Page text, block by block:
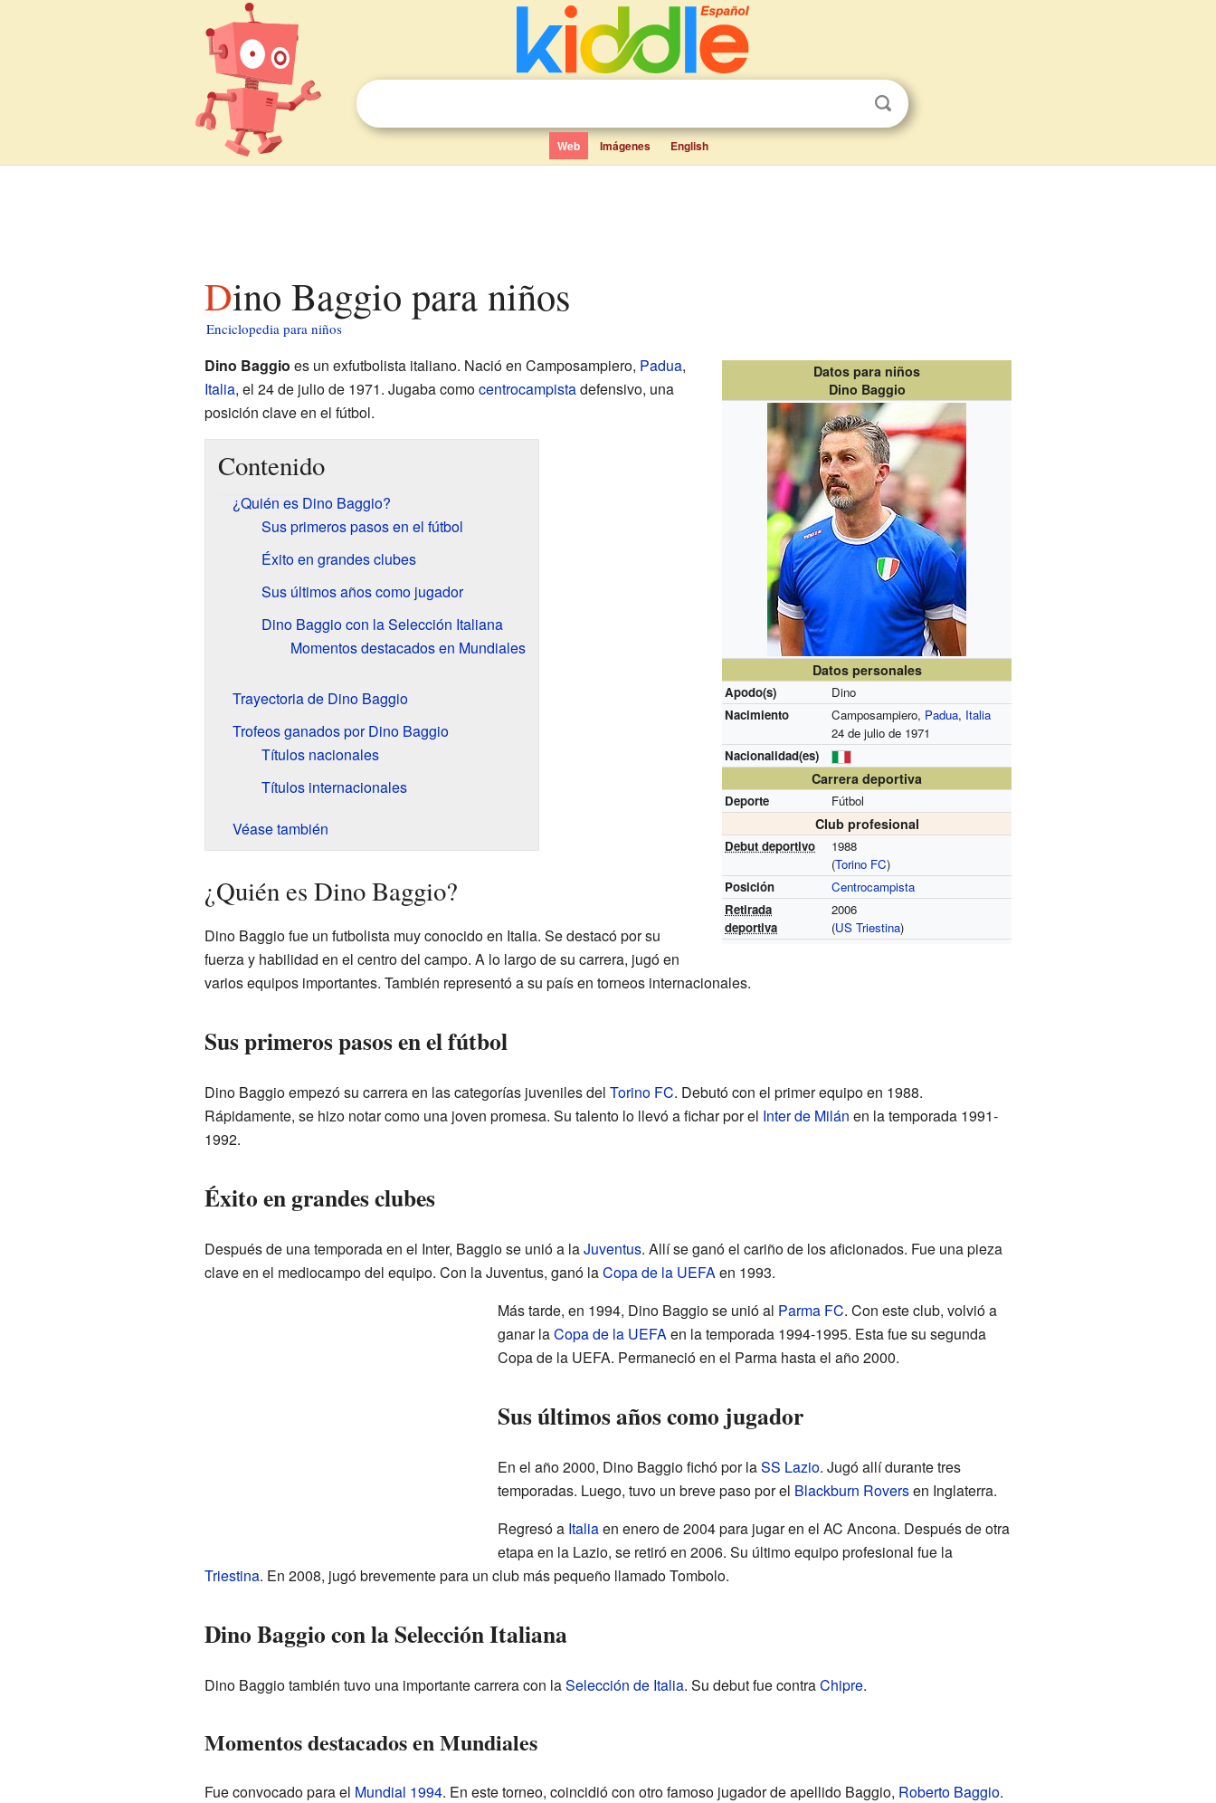
Web Imágenes English
Dino Baggio para niños
Enciclopedia para niños
Datos para niños
Dino Baggio
Datos personales
Apodo(s)
Dino
Nacimiento
Camposampiero, Padua, Italia
24 de julio de 1971
Nacionalidad(es)
Carrera deportiva
Deporte Fútbol
Club profesional
Debut deportivo
1988
(Torino FC)
Posición
Centrocampista
Retirada
deportiva
2006
(US Triestina)
Dino Baggio es un exfutbolista italiano. Nació en Camposampiero, Padua,
Italia, el 24 de julio de 1971. Jugaba comocentrocampistadefensivo, una
posición clave en el fútbol.
Contenido
¿Quién es Dino Baggio?
Sus primeros pasos en el fútbol
Éxito en grandes clubes
Sus últimos años como jugador
Dino Baggio con la Selección Italiana
Momentos destacados en Mundiales
Trayectoria de Dino Baggio
Trofeos ganados por Dino Baggio
Títulos nacionales
Títulos internacionales
Véase también
¿Quién es Dino Baggio?
Dino Baggio fue un futbolista muy conocido en Italia. Se destacó por su
fuerza y habilidad en el centro del campo. A lo largo de su carrera, jugó en
varios equipos importantes. También representó a su país en torneos internacionales.
Sus primeros pasos en el fútbol
Dino Baggio empezó su carrera en las categorías juveniles del Torino FC. Debutó con el primer equipo en 1988.
Rápidamente, se hizo notar como una joven promesa. Su talento lo llevó a fichar por el Inter de Milán en la temporada 1991-
1992.
Éxito en grandes clubes
Después de una temporada en el Inter, Baggio se unió a laJuventus. Allí se ganó el cariño de los aficionados. Fue una pieza
clave en el mediocampo del equipo. Con la Juventus, ganó laCopa de la UEFAen 1993.
Más tarde, en 1994, Dino Baggio se unió al Parma FC. Con este club, volvió a
ganar laCopa de la UEFAen la temporada 1994-1995. Esta fue su segunda
Copa de la UEFA. Permaneció en el Parma hasta el año 2000.
Sus últimos años como jugador
En el año 2000, Dino Baggio fichó por laSS Lazio. Jugó allí durante tres
temporadas. Luego, tuvo un breve paso por el Blackburn Roversen Inglaterra.
Regresó a Italiaen enero de 2004 para jugar en el AC Ancona. Después de otra
etapa en la Lazio, se retiró en 2006. Su último equipo profesional fue la
Triestina. En 2008, jugó brevemente para un club más pequeño llamado Tombolo.
Dino Baggio con la Selección Italiana
Dino Baggio también tuvo una importante carrera con laSelección de Italia. Su debut fue contraChipre.
Momentos destacados en Mundiales
Fue convocado para el Mundial 1994. En este torneo, coincidió con otro famoso jugador de apellido Baggio, Roberto Baggio.